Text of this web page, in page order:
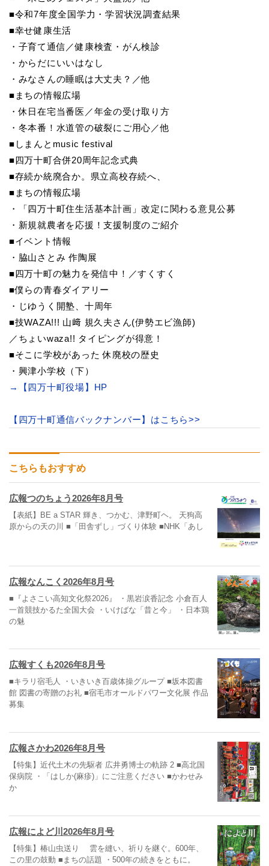
■令和7年度全国学力・学習状況調査結果
■幸せ健康生活
・子育て通信／健康検査・がん検診
・からだにいいはなし
・みなさんの睡眠は大丈夫？／他
■まちの情報広場
・休日在宅当番医／年金の受け取り方
・冬本番！水道管の破裂にご用心／他
■しまんとmusic festival
■四万十町合併20周年記念式典
■存続か統廃合か。県立高校存続へ、
■まちの情報広場
・「四万十町住生活基本計画」改定に関わる意見公募
・新規就農者を応援！支援制度のご紹介
■イベント情報
・脇山さとみ 作陶展
■四万十町の魅力を発信中！／すくすく
■僕らの青春ダイアリー
・じゆうく開塾、十周年
■技WAZA!!! 山﨑 規久夫さん(伊勢エビ漁師)
／ちょいwaza!! タイピングが得意！
■そこに学校があった 休廃校の歴史
・興津小学校（下）
→【四万十町役場】HP
【四万十町通信バックナンバー】はこちら>>
こちらもおすすめ
広報つのちょう2026年8月号
【表紙】BE a STAR 輝き、つかむ、津野町ヘ。 天狗高
原からの天の川 ■「田舎ずし」づくり体験 ■NHK「あし
広報なんこく2026年8月号
■『よさこい高知文化祭2026』 ・黒岩涙香記念 小倉百人
一首競技かるた全国大会 ・いけばな「昔と今」 ・日本鶏
の魅
広報すくも2026年8月号
■キラリ宿毛人 ・いきいき百歳体操グループ ■坂本図書
館 図書の寄贈のお礼 ■宿毛市オールドパワー文化展 作品
募集
広報さかわ2026年8月号
【特集】近代土木の先駆者 広井勇博士の軌跡 2 ■高北国
保病院 ・「はしか(麻疹)」にご注意ください ■かわせみ
か
広報によど川2026年8月号
【特集】椿山虫送り 雲を縫い、祈りを継ぐ。600年、
この里の鼓動 ■まちの話題 ・500年の続きをともに。